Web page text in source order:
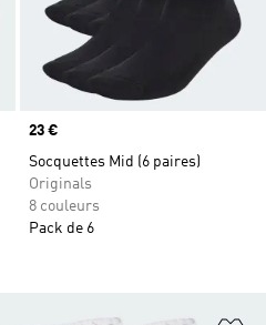
Prix
23 €
Socquettes Mid (6 paires)
Originals
8 couleurs
Pack de 6